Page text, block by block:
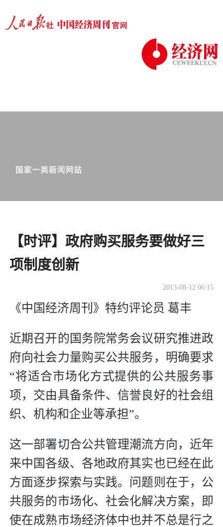
【时评】政府购买服务要做好三
项制度创新
2013-08-12 06:15
《中国经济周刊》特约评论员 葛丰
近期召开的国务院常务会议研究推进政
府向社会力量购买公共服务，明确要求
“将适合市场化方式提供的公共服务事
项，交由具备条件、信誉良好的社会组
织、机构和企业等承担”。
这一部署切合公共管理潮流方向，近年
来中国各级、各地政府其实也已经在此
方面逐步探索与实践。问题则在于，公
共服务的市场化、社会化解决方案，即
使在成熟市场经济体中也并不总是行之